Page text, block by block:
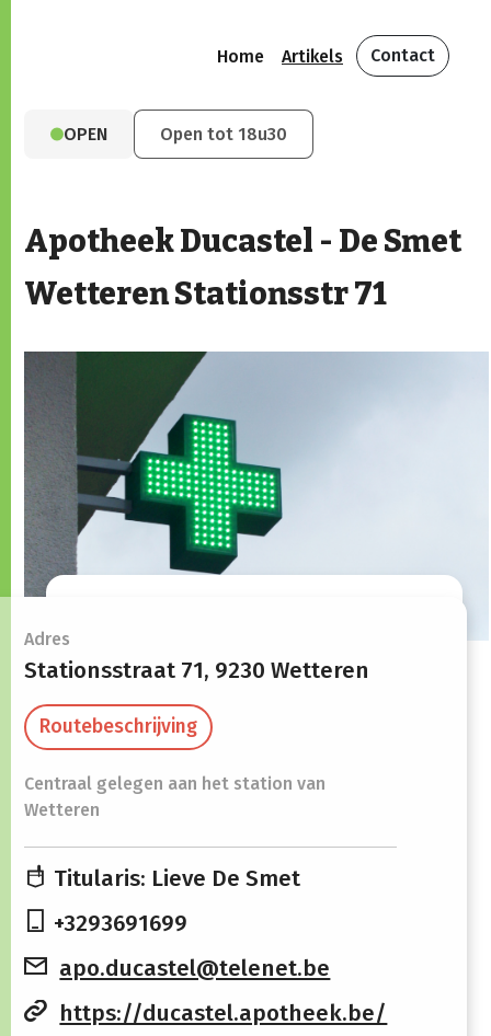
Home Artikels Contact
OPEN Open tot 18u30
Adres
Stationsstraat 71, 9230 Wetteren
Routebeschrijving
Centraal gelegen aan het station van
Wetteren
Titularis: Lieve De Smet
+3293691699
apo.ducastel@telenet.be
https://ducastel.apotheek.be/
Apotheek Ducastel - De Smet
Wetteren Stationsstr 71
Maandag
Dinsdag
08:30 -
Woensdag
12:30
Vrijdag
08:30 -
14:00 -